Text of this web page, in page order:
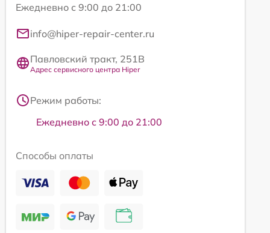
Ежедневно с 9:00 до 21:00
info@hiper-repair-center.ru
Павловский тракт, 251В
Адрес сервисного центра Hiper
Режим работы:
Ежедневно с 9:00 до 21:00
Способы оплаты